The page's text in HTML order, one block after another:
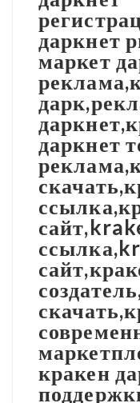
даркнет
маркет
даркнет
кракен